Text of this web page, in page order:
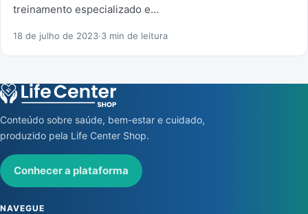
treinamento especializado e…
18 de julho de 2023·3 min de leitura
Conteúdo sobre saúde, bem-estar e cuidado,
produzido pela Life Center Shop.
Conhecer a plataforma
NAVEGUE